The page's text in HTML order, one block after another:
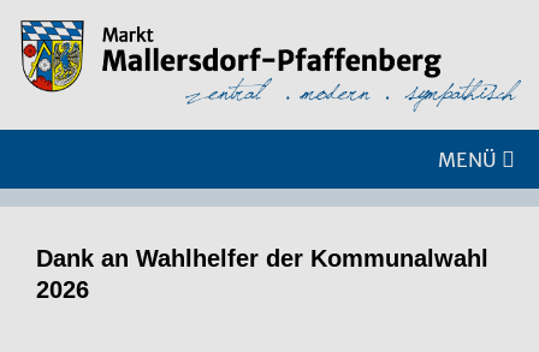
MENÜ
Dank an Wahl­hel­fer der Kom­mu­nal­wahl
2026